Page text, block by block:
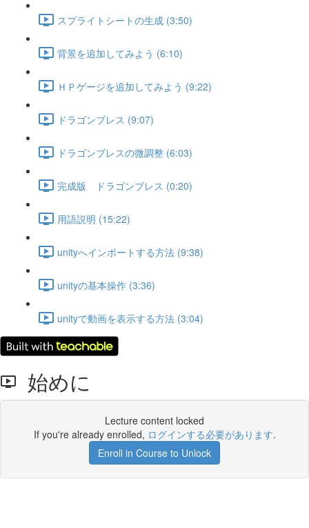
スプライトシートの生成 (3:50)
背景を追加してみよう (6:10)
ＨＰゲージを追加してみよう (9:22)
ドラゴンブレス (9:07)
ドラゴンブレスの微調整 (6:03)
完成版 ドラゴンブレス (0:20)
用語説明 (15:22)
unityへインポートする方法 (9:38)
unityの基本操作 (3:36)
unityで動画を表示する方法 (3:04)
始めに
Lecture content locked
If you're already enrolled, ログインする必要があります.
Enroll in Course to Unlock